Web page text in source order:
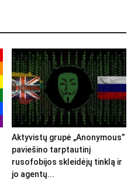
Aktyvistų grupė „Anonymous”
paviešino tarptautinį
rusofobijos skleidėjų tinklą ir
jo agentų...